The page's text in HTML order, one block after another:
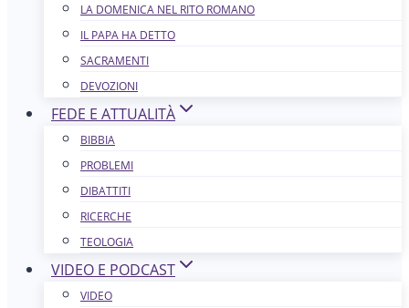
LA DOMENICA NEL RITO ROMANO
IL PAPA HA DETTO
SACRAMENTI
DEVOZIONI
FEDE E ATTUALITÀ
BIBBIA
PROBLEMI
DIBATTITI
RICERCHE
TEOLOGIA
VIDEO E PODCAST
VIDEO